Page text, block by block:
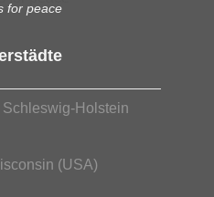
for peace
Holstein
(USA)